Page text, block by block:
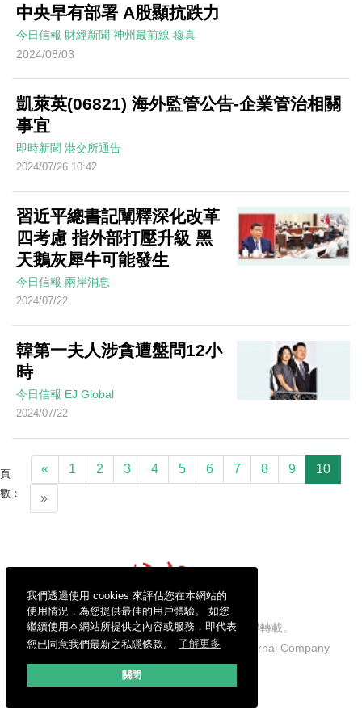
我們透過使用 cookies 來評估您在本網站的
使用情況，為您提供最佳的用戶體驗。 如您
繼續使用本網站所提供之內容或服務，即代表
您已同意我們最新之私隱條款。
了解更多
關閉
中央早有部署 A股顯抗跌力
今日信報 財經新聞 神州最前線 穆真
2024/08/03
凱萊英(06821) 海外監管公告-企業管治相關
事宜
即時新聞 港交所通告
2024/07/26 10:42
習近平總書記闡釋深化改革
四考慮 指外部打壓升級 黑
天鵝灰犀牛可能發生
今日信報 兩岸消息
2024/07/22
韓第一夫人涉貪遭盤問12小
時
今日信報 EJ Global
2024/07/22
頁
數：
« 1 2 3 4 5 6 7 8 9 10
»
信報財經新聞有限公司版權所有，不得轉載。
Copyright © 2026 Hong Kong Economic Journal Company
Limited. All rights reserved.